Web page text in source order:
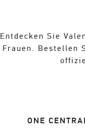
Entdecken Sie
Frauen. Bestellen
ONE